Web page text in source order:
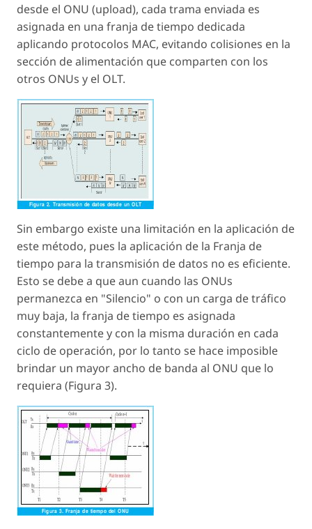
desde el ONU (upload), cada trama enviada es
asignada en una franja de tiempo dedicada
aplicando protocolos MAC, evitando colisiones en la
sección de alimentación que comparten con los
otros ONUs y el OLT.
Sin embargo existe una limitación en la aplicación de
este método, pues la aplicación de la Franja de
tiempo para la transmisión de datos no es eficiente.
Esto se debe a que aun cuando las ONUs
permanezca en "Silencio" o con un carga de tráfico
muy baja, la franja de tiempo es asignada
constantemente y con la misma duración en cada
ciclo de operación, por lo tanto se hace imposible
brindar un mayor ancho de banda al ONU que lo
requiera (Figura 3).